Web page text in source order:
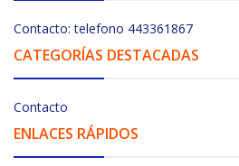
Contacto: telefono 443361867
CATEGORÍAS DESTACADAS
Contacto
ENLACES RÁPIDOS